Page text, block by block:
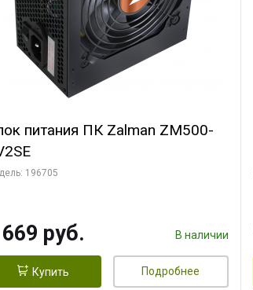
питания ПК Zalman ZM500-
196705
руб. В наличии
Купить Подробнее